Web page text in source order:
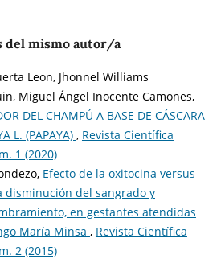
del mismo autor/a
Leon, Jhonnel Williams
Miguel Ángel Inocente Camones,
DEL CHAMPÚ A BASE DE CÁSCARA
L. (PAPAYA) , Revista Científica
1 (2020)
Efecto de la oxitocina versus
disminución del sangrado y
en gestantes atendidas
María Minsa , Revista Científica
2 (2015)